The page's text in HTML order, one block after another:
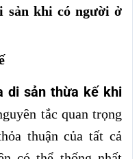
sản khi có người ở
di sản thừa kế khi
tắc quan trọng
thuận của tất cả